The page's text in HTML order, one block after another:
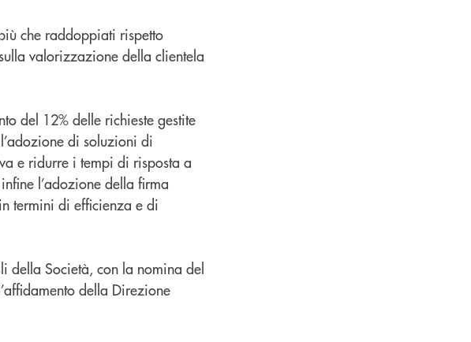
che raddoppiati rispetto
valorizzazione della clientela
del 12% delle richieste gestite
di soluzioni di
e ridurre i tempi di risposta a
l’adozione della firma
termini di efficienza e di
della Società, con la nomina del
della Direzione